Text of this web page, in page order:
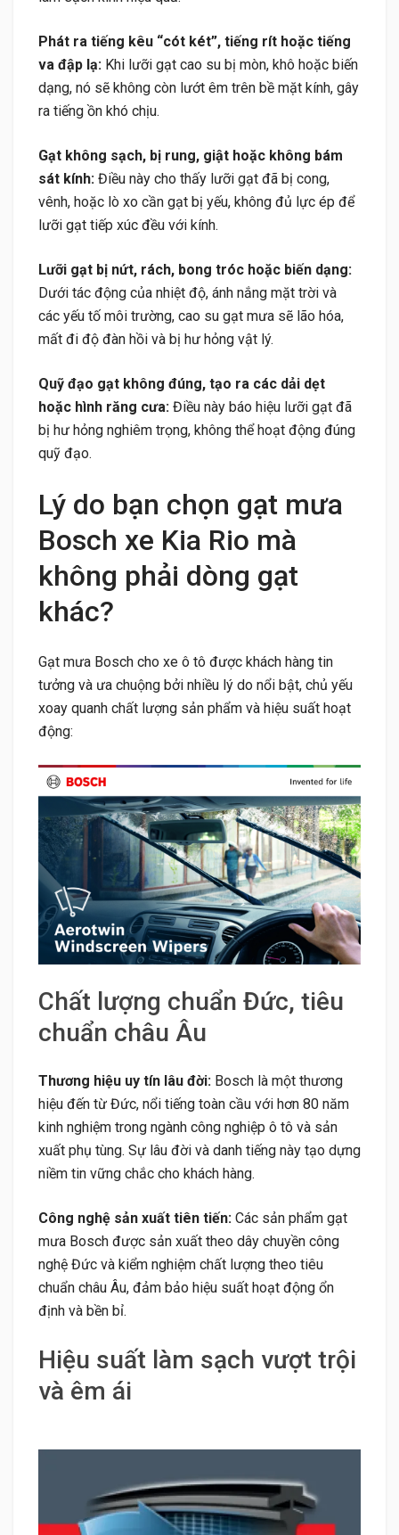
Phát ra tiếng kêu “cót két”, tiếng rít hoặc tiếng
va đập lạ: Khi lưỡi gạt cao su bị mòn, khô hoặc biến
dạng, nó sẽ không còn lướt êm trên bề mặt kính, gây
ra tiếng ồn khó chịu.
Gạt không sạch, bị rung, giật hoặc không bám
sát kính: Điều này cho thấy lưỡi gạt đã bị cong,
vênh, hoặc lò xo cần gạt bị yếu, không đủ lực ép để
lưỡi gạt tiếp xúc đều với kính.
Lưỡi gạt bị nứt, rách, bong tróc hoặc biến dạng:
Dưới tác động của nhiệt độ, ánh nắng mặt trời và
các yếu tố môi trường, cao su gạt mưa sẽ lão hóa,
mất đi độ đàn hồi và bị hư hỏng vật lý.
Quỹ đạo gạt không đúng, tạo ra các dải dẹt
hoặc hình răng cưa: Điều này báo hiệu lưỡi gạt đã
bị hư hỏng nghiêm trọng, không thể hoạt động đúng
quỹ đạo.
Lý do bạn chọn gạt mưa
Bosch xe Kia Rio mà
không phải dòng gạt
khác?
Gạt mưa Bosch cho xe ô tô được khách hàng tin
tưởng và ưa chuộng bởi nhiều lý do nổi bật, chủ yếu
xoay quanh chất lượng sản phẩm và hiệu suất hoạt
động:
Chất lượng chuẩn Đức, tiêu
chuẩn châu Âu
Thương hiệu uy tín lâu đời: Bosch là một thương
hiệu đến từ Đức, nổi tiếng toàn cầu với hơn 80 năm
kinh nghiệm trong ngành công nghiệp ô tô và sản
xuất phụ tùng. Sự lâu đời và danh tiếng này tạo dựng
niềm tin vững chắc cho khách hàng.
Công nghệ sản xuất tiên tiến: Các sản phẩm gạt
mưa Bosch được sản xuất theo dây chuyền công
nghệ Đức và kiểm nghiệm chất lượng theo tiêu
chuẩn châu Âu, đảm bảo hiệu suất hoạt động ổn
định và bền bỉ.
Hiệu suất làm sạch vượt trội
và êm ái